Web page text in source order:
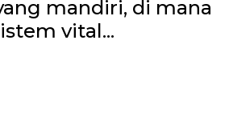
mandiri, di mana
vital...